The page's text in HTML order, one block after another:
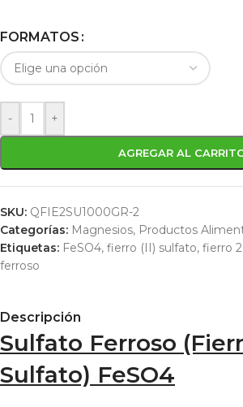
FORMATOS
- +
AGREGAR AL
SKU: QFIE2SU1000GR-2
Categorías: Magnesios, Productos
Etiquetas: FeSO4, fierro (II) sulfato, fierro
ferroso
Descripción
Sulfato Ferroso
Sulfato) FeSO4